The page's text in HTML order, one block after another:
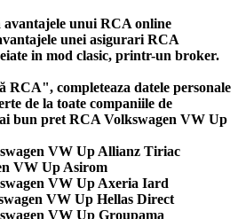
unui RCA online
unei asigurari RCA
in mod clasic, printr-un broker.
completeaza datele personale
de la toate companiile de
bun pret RCA Volkswagen VW Up
VW Up Allianz Tiriac
VW Up Asirom
VW Up Axeria Iard
VW Up Hellas Direct
VW Up Groupama